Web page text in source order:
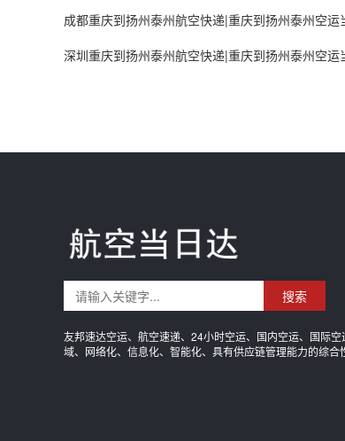
成都重庆到扬州泰州航空快递|重庆到扬州泰州空运
深圳重庆到扬州泰州航空快递|重庆到扬州泰州空运
搜索
友邦速达空运、航空速递、24小时空运、国内空运、国际空
域、网络化、信息化、智能化、具有供应链管理能力的综合